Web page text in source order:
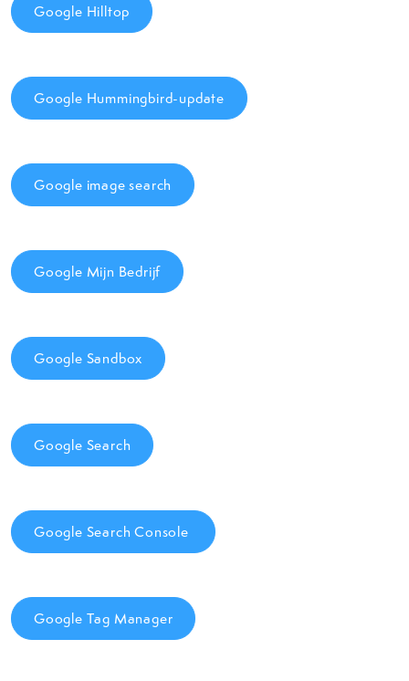
Google Hilltop
Google Hummingbird-update
Google image search
Google Mijn Bedrijf
Google Sandbox
Google Search
Google Search Console
Google Tag Manager